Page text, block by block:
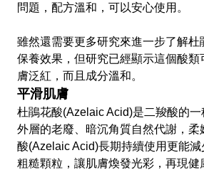
問題，配方溫和，可以安心使用。
雖然還需要更多研究來進一步了解杜
保養效果，但研究已經顯示這個酸類
膚泛紅，而且成分溫和。
平滑肌膚
杜鵑花酸(Azelaic Acid)是二羧酸的
外層的老廢、暗沉角質自然代謝，柔
酸(Azelaic Acid)長期持續使用更能
粗糙顆粒，讓肌膚煥發光彩，再現健